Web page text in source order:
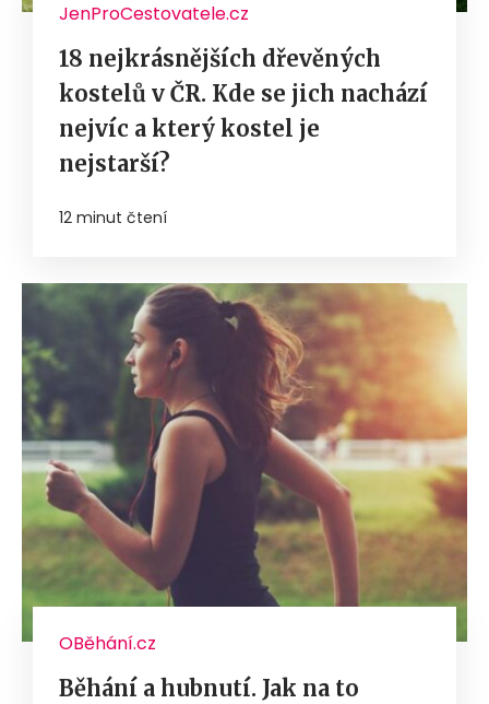
JenProCestovatele.cz
18 nejkrásnějších dřevěných
kostelů v ČR. Kde se jich nachází
nejvíc a který kostel je
nejstarší?
12 minut čtení
OBěhání.cz
Běhání a hubnutí. Jak na to